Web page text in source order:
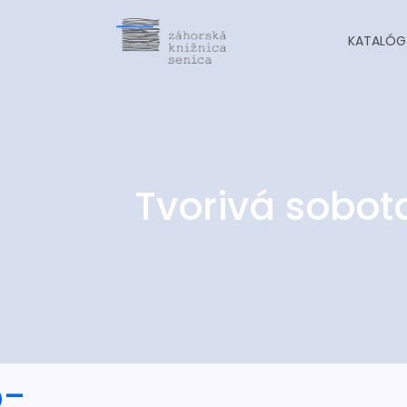
Tvorivá